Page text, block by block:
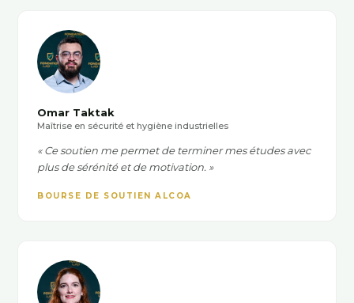
Omar Taktak
Maîtrise en sécurité et hygiène industrielles
« Ce soutien me permet de terminer mes études avec
plus de sérénité et de motivation. »
BOURSE DE SOUTIEN ALCOA